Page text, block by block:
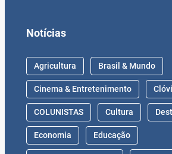
Notícias
Agricultura Brasil & Mundo
Cinema & Entretenimento
COLUNISTAS Cultura
Economia Educação